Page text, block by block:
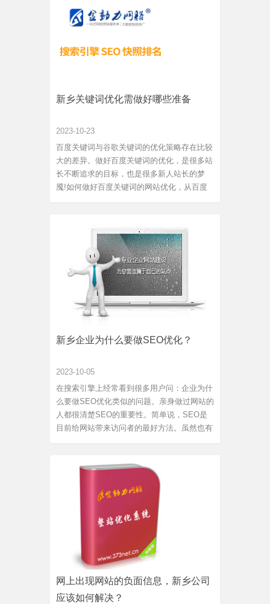
新乡关键词优化需做好哪些准备
2023-10-23
百度关键词与谷歌关键词的优化策略存在比较
大的差异。做好百度关键词的优化，是很多站
长不断追求的目标，也是很多新人站长的梦
魇!如何做好百度关键词的网站优化，从百度
明确要推广的主要关键词，根据确定推广的关
键词做好网站的title、meta和...
新乡企业为什么要做SEO优化？
2023-10-05
在搜索引擎上经常看到很多用户问：企业为什
么要做SEO优化类似的问题。亲身做过网站的
人都很清楚SEO的重要性。简单说，SEO是
目前给网站带来访问者的最好方法。虽然也有
引人：1、搜索流量质量高。很多方法是把网
网上出现网站的负面信息，新乡公司
应该如何解决？